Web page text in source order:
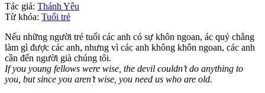
Tác giả: Thánh Yêu
Từ khóa: Tuổi trẻ
Nếu những người trẻ tuổi các anh có sự khôn ngoan, ác quỷ chẳng
làm gì được các anh, nhưng vì các anh không khôn ngoan, các anh
cần đến người già chúng tôi.
If you young fellows were wise, the devil couldn’t do anything to
you, but since you aren’t wise, you need us who are old.